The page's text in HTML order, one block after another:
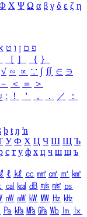
Χ Ψ Ω α β γ δ ε ζ η
פ ם ן ו ט
［ ］ ｛ ｝
√ ∽ ∝ ∵ ∫ ∬ ∈ ∋
－ ＜ ＝
＞
ː ！ ＇ ， ． ／
：
þ ŧ ŋ ŉ
У Ф Х Ц Ч Ш Щ Ъ
с т у ф х ц ч ш щ ъ
ℓ ㎘ ㏄ ㎣ ㎤ ㎥ ㎦
㎈ ㎉ ㏈ ㎧ ㎨ ㎰
㎻ ㎽ ㎾ ㎿ ㎐ ㎑
㎩ ㎪ ㎫ ㎬ ㏝ ㏐
㏓